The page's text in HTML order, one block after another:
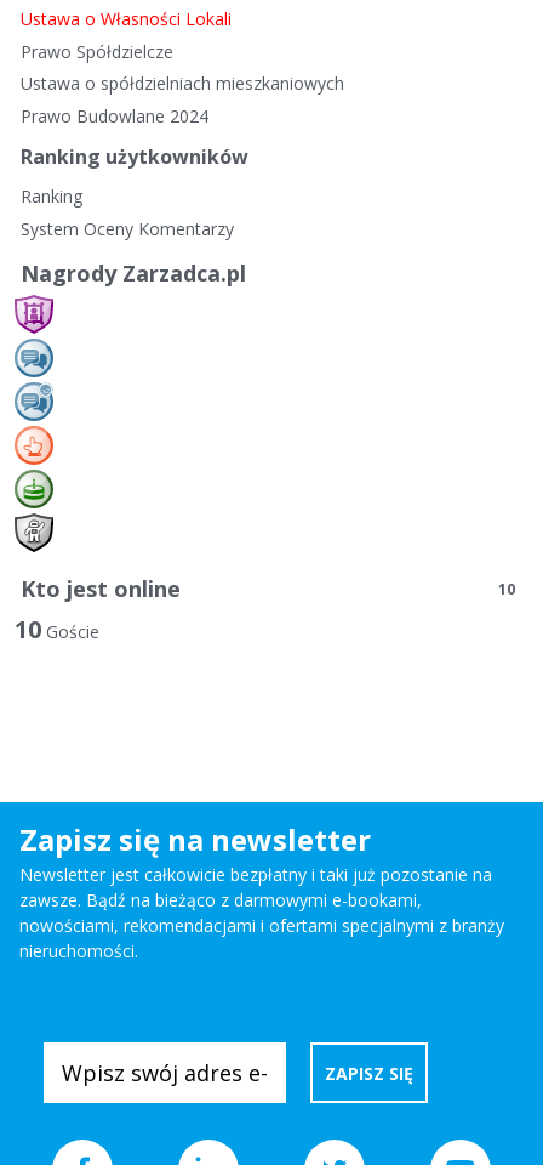
Ustawa o Własności Lokali
Prawo Spółdzielcze
Ustawa o spółdzielniach mieszkaniowych
Prawo Budowlane 2024
Ranking użytkowników
Ranking
System Oceny Komentarzy
Nagrody Zarzadca.pl
Kto jest online 10
10 Goście
Zapisz się na newsletter
Newsletter jest całkowicie bezpłatny i taki już pozostanie na
zawsze. Bądź na bieżąco z darmowymi e-bookami,
nowościami, rekomendacjami i ofertami specjalnymi z branży
nieruchomości.